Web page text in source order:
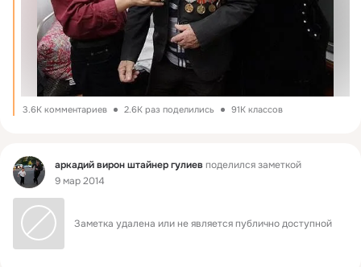
3.6K комментариев 2.6K раз поделились 91K классов
Фид аркадий вирон штайнер гулиев поделился заметкой
9 мар 2014
Заметка удалена или не является публично доступной